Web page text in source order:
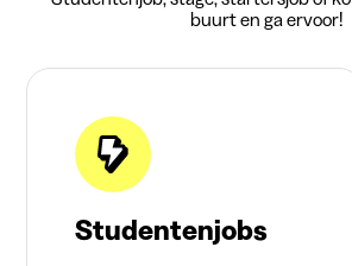
buurt en ga ervoor!
Studentenjobs